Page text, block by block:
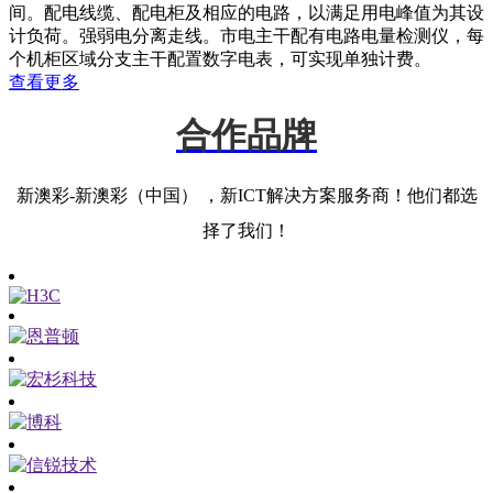
间。配电线缆、配电柜及相应的电路，以满足用电峰值为其设
计负荷。强弱电分离走线。市电主干配有电路电量检测仪，每
个机柜区域分支主干配置数字电表，可实现单独计费。
查看更多
合作品牌
新澳彩-新澳彩（中国） ，新ICT解决方案服务商！他们都选
择了我们！